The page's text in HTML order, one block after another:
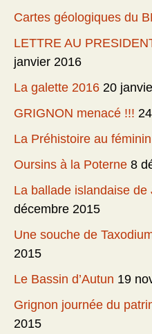
Cartes géologiques du
LETTRE AU
janvier 2016
La galette 2016 20
GRIGNON menacé !!!
La Préhistoire au féminin
Oursins à la Poterne 8
La ballade islandaise
décembre 2015
Une souche de
2015
Le Bassin d’Autun 19
Grignon journée du
2015